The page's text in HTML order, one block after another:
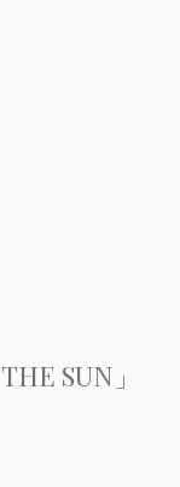
SUN」